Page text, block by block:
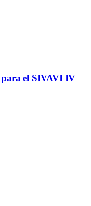
el SIVAVI IV